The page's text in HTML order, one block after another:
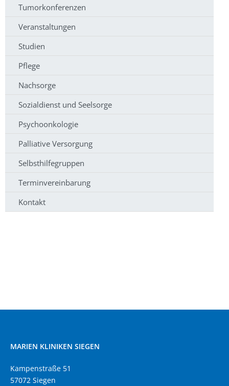
Tumorkonferenzen
Veranstaltungen
Studien
Pflege
Nachsorge
Sozialdienst und Seelsorge
Psychoonkologie
Palliative Versorgung
Selbsthilfegruppen
Terminvereinbarung
Kontakt
MARIEN KLINIKEN SIEGEN
Kampenstraße 51
57072 Siegen